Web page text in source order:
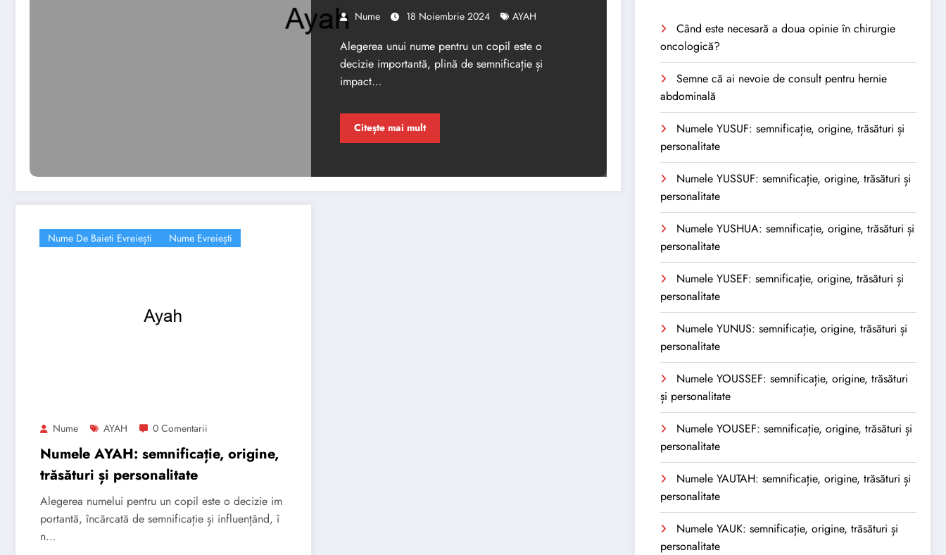
Nume 18 Noiembrie 2024 AYAH
Alegerea unui nume pentru un copil este o
decizie importantă, plină de semnificație și
impact…
Citește mai mult
Nume De Baieti Evreiești Nume Evreiești
Nume AYAH 0 Comentarii
Numele AYAH: semnificație, origine,
trăsături și personalitate
Alegerea numelui pentru un copil este o decizie im
portantă, încărcată de semnificație și influențând, î
n…
Când este necesară a doua opinie în chirurgie
oncologică?
Semne că ai nevoie de consult pentru hernie
abdominală
Numele YUSUF: semnificație, origine, trăsături și
personalitate
Numele YUSSUF: semnificație, origine, trăsături și
personalitate
Numele YUSHUA: semnificație, origine, trăsături și
personalitate
Numele YUSEF: semnificație, origine, trăsături și
personalitate
Numele YUNUS: semnificație, origine, trăsături și
personalitate
Numele YOUSSEF: semnificație, origine, trăsături
și personalitate
Numele YOUSEF: semnificație, origine, trăsături și
personalitate
Numele YAUTAH: semnificație, origine, trăsături și
personalitate
Numele YAUK: semnificație, origine, trăsături și
personalitate